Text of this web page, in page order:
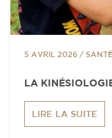
5 AVRIL 2026 / SANTÉ
LA
LIRE LA SUITE